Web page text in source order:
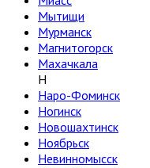
Мытищи
Мурманск
Магнитогорск
Махачкала
Н
Наро-Фоминск
Ногинск
Новошахтинск
Ноябрьск
Невинномысск